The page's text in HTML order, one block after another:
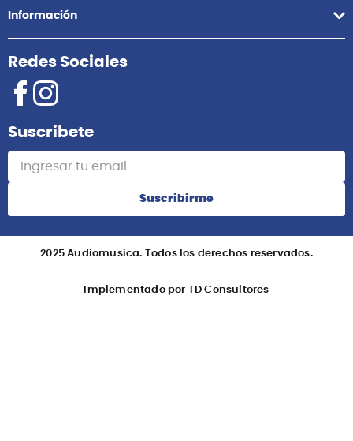
Información
Redes Sociales
Suscribete
Suscribirme
2025 Audiomusica. Todos los derechos reservados.
Implementado por TD Consultores